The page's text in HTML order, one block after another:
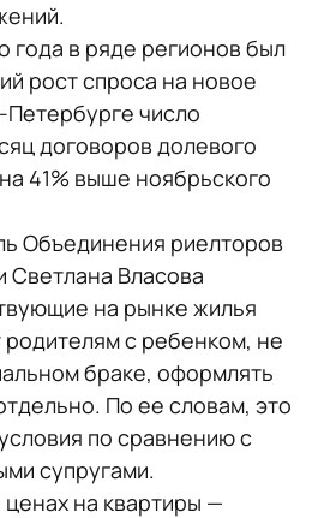
года в ряде регионов был
рост спроса на новое
число
договоров долевого
41% выше ноябрьского
Объединения риелторов
Светлана Власова
на рынке жилья
родителям с ребенком, не
браке, оформлять
По ее словам, это
по сравнению с
супругами.
на квартиры —